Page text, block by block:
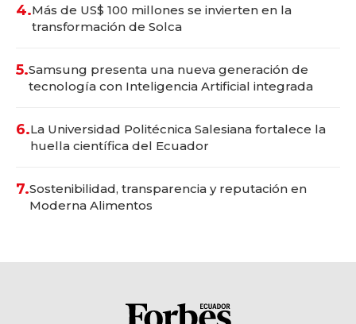
4.Más de US$ 100 millones se invierten en la
transformación de Solca
5.Samsung presenta una nueva generación de
tecnología con Inteligencia Artificial integrada
6.La Universidad Politécnica Salesiana fortalece la
huella científica del Ecuador
7.Sostenibilidad, transparencia y reputación en
Moderna Alimentos